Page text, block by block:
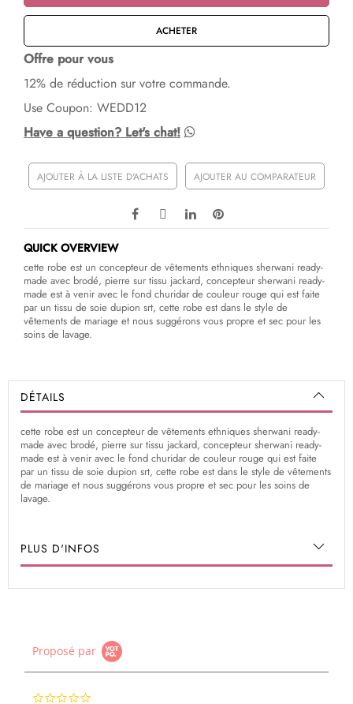
ACHETER
Offre pour vous
12% de réduction sur votre commande.
Use Coupon: WEDD12
Have a question? Let's chat!
AJOUTER À LA LISTE D'ACHATS AJOUTER AU COMPARATEUR
QUICK OVERVIEW
cette robe est un concepteur de vêtements ethniques sherwani ready-
made avec brodé, pierre sur tissu jackard, concepteur sherwani ready-
made est à venir avec le fond churidar de couleur rouge qui est faite
par un tissu de soie dupion srt, cette robe est dans le style de
vêtements de mariage et nous suggérons vous propre et sec pour les
soins de lavage.
DÉTAILS
cette robe est un concepteur de vêtements ethniques sherwani ready-
made avec brodé, pierre sur tissu jackard, concepteur sherwani ready-
made est à venir avec le fond churidar de couleur rouge qui est faite
par un tissu de soie dupion srt, cette robe est dans le style de vêtements
de mariage et nous suggérons vous propre et sec pour les soins de
lavage.
PLUS D'INFOS
Proposé par